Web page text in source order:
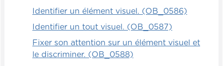
Identifier un élément visuel. (OB_0586)
Identifier un tout visuel. (OB_0587)
Fixer son attention sur un élément visuel et
le discriminer. (OB_0588)